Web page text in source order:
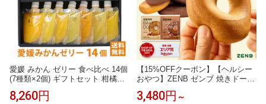
愛媛 みかん ゼリー 食べ比べ 14個
(7種類×2個) ギフトセット 柑橘の
個性を楽しむ 10FACTORY
8,260円
【15%OFFクーポン】【ヘルシー
おやつ】ZENB ゼンブ 焼きドーナ
ツ 2種8袋 ( オリジナル・カカオ )
糖質オフ タンパク質 グルテンフ
3,480円 ～